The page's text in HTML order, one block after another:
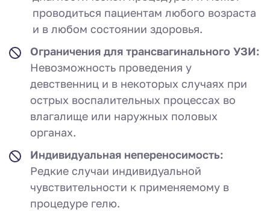
проводиться пациентам любого возраста
и в любом состоянии здоровья.
Ограничения для трансвагинального УЗИ:
Невозможность проведения у
девственниц и в некоторых случаях при
острых воспалительных процессах во
влагалище или наружных половых
органах.
Индивидуальная непереносимость:
Редкие случаи индивидуальной
чувствительности к применяемому в
процедуре гелю.